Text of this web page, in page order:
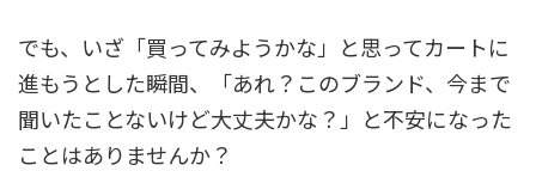
でも、いざ「買ってみようかな」と思ってカートに
進もうとした瞬間、「あれ？このブランド、今まで
聞いたことないけど大丈夫かな？」と不安になった
ことはありませんか？